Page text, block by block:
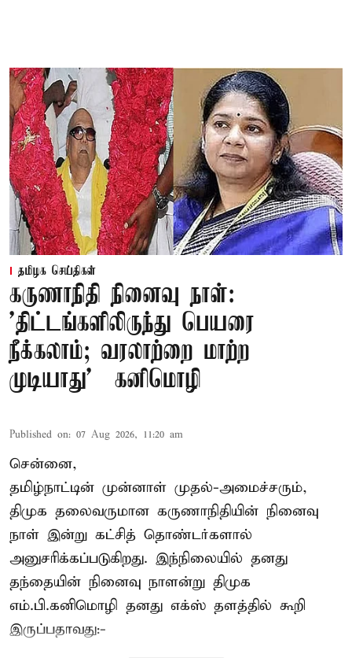
தமிழக செய்திகள்
கருணாநிதி நினைவு நாள்:
'திட்டங்களிலிருந்து பெயரை
நீக்கலாம்; வரலாற்றை மாற்ற
முடியாது' – கனிமொழி
Published on: 07 Aug 2026, 11:20 am
சென்னை,
தமிழ்நாட்டின் முன்னாள் முதல்-அமைச்சரும்,
திமுக தலைவருமான கருணாநிதியின் நினைவு
நாள் இன்று கட்சித் தொண்டர்களால்
அனுசரிக்கப்படுகிறது. இந்நிலையில் தனது
தந்தையின் நினைவு நாளன்று திமுக
எம்.பி.கனிமொழி தனது எக்ஸ் தளத்தில் கூறி
இருப்பதாவது:-